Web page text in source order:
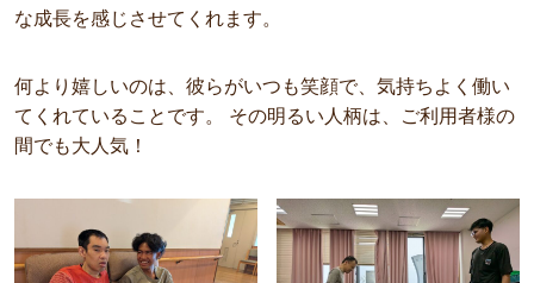
な成長を感じさせてくれます。
何より嬉しいのは、彼らがいつも笑顔で、気持ちよく働い
てくれていることです。 その明るい人柄は、ご利用者様の
間でも大人気！